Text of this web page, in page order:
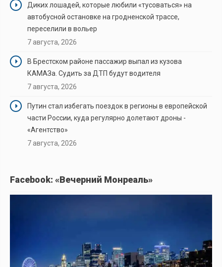
Диких лошадей, которые любили «тусоваться» на
автобусной остановке на гродненской трассе,
переселили в вольер
7 августа, 2026
В Брестском районе пассажир выпал из кузова
КАМАЗа. Судить за ДТП будут водителя
7 августа, 2026
Путин стал избегать поездок в регионы в европейской
части России, куда регулярно долетают дроны -
«Агентство»
7 августа, 2026
Facebook: «Вечерний Монреаль»